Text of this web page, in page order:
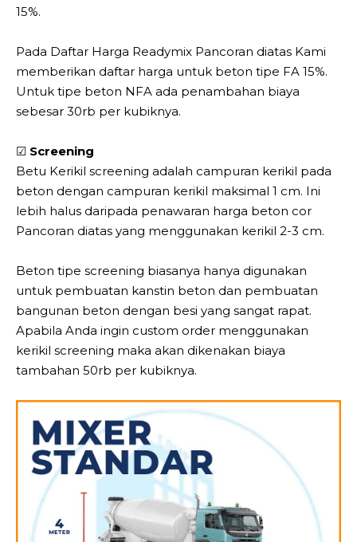
15%.
Pada Daftar Harga Readymix Pancoran diatas Kami
memberikan daftar harga untuk beton tipe FA 15%.
Untuk tipe beton NFA ada penambahan biaya
sebesar 30rb per kubiknya.
☑ Screening
Betu Kerikil screening adalah campuran kerikil pada
beton dengan campuran kerikil maksimal 1 cm. Ini
lebih halus daripada penawaran harga beton cor
Pancoran diatas yang menggunakan kerikil 2-3 cm.
Beton tipe screening biasanya hanya digunakan
untuk pembuatan kanstin beton dan pembuatan
bangunan beton dengan besi yang sangat rapat.
Apabila Anda ingin custom order menggunakan
kerikil screening maka akan dikenakan biaya
tambahan 50rb per kubiknya.